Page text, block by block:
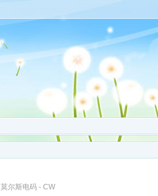
莫尔斯电码 - CW